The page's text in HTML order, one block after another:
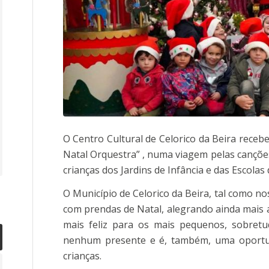
O Centro Cultural de Celorico da Beira
Natal Orquestra” , numa viagem pelas
crianças dos Jardins de Infância e das Escolas
O Município de Celorico da Beira, tal como
com prendas de Natal, alegrando ainda
mais feliz para os mais pequenos,
nenhum presente e é, também, uma
crianças.